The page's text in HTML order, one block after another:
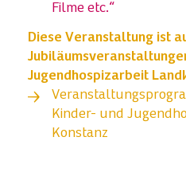
Filme etc.“
Diese Veranstaltung ist
Jugendhospizarbeit
Kinder- und
Konstanz